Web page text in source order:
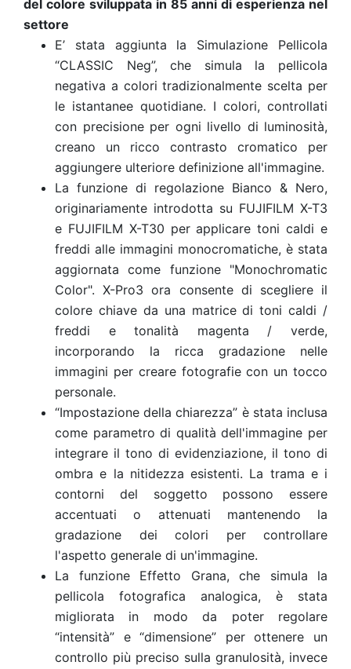
del colore sviluppata in 85 anni di esperienza nel
settore
E’ stata aggiunta la Simulazione Pellicola
“CLASSIC Neg”, che simula la pellicola
negativa a colori tradizionalmente scelta per
le istantanee quotidiane. I colori, controllati
con precisione per ogni livello di luminosità,
creano un ricco contrasto cromatico per
aggiungere ulteriore definizione all'immagine.
La funzione di regolazione Bianco & Nero,
originariamente introdotta su FUJIFILM X-T3
e FUJIFILM X-T30 per applicare toni caldi e
freddi alle immagini monocromatiche, è stata
aggiornata come funzione "Monochromatic
Color". X-Pro3 ora consente di scegliere il
colore chiave da una matrice di toni caldi /
freddi e tonalità magenta / verde,
incorporando la ricca gradazione nelle
immagini per creare fotografie con un tocco
personale.
“Impostazione della chiarezza” è stata inclusa
come parametro di qualità dell'immagine per
integrare il tono di evidenziazione, il tono di
ombra e la nitidezza esistenti. La trama e i
contorni del soggetto possono essere
accentuati o attenuati mantenendo la
gradazione dei colori per controllare
l'aspetto generale di un'immagine.
La funzione Effetto Grana, che simula la
pellicola fotografica analogica, è stata
migliorata in modo da poter regolare
“intensità” e “dimensione” per ottenere un
controllo più preciso sulla granulosità, invece